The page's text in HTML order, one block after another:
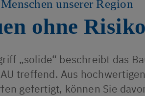
unserer Region
ohne Risiko
„solide“ beschreibt das
treffend. Aus
gefertigt, können Sie